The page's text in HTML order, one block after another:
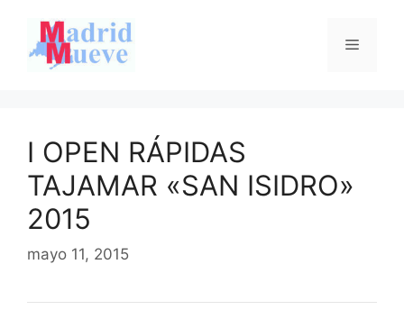
contenido
Menú
I OPEN RÁPIDAS
TAJAMAR «SAN ISIDRO»
2015
mayo 11, 2015